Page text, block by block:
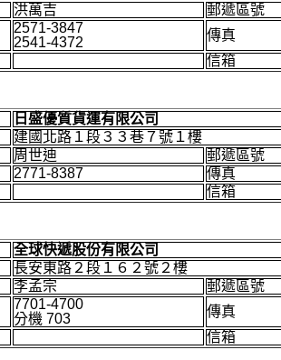
洪萬吉
郵遞區號
2571-3847
2541-4372
傳真
信箱
日盛優質貨運有限公司
建國北路１段３３巷７號１樓
周世迪
郵遞區號
2771-8387
傳真
信箱
全球快遞股份有限公司
長安東路２段１６２號２樓
李孟宗
郵遞區號
7701-4700
分機 703
傳真
信箱